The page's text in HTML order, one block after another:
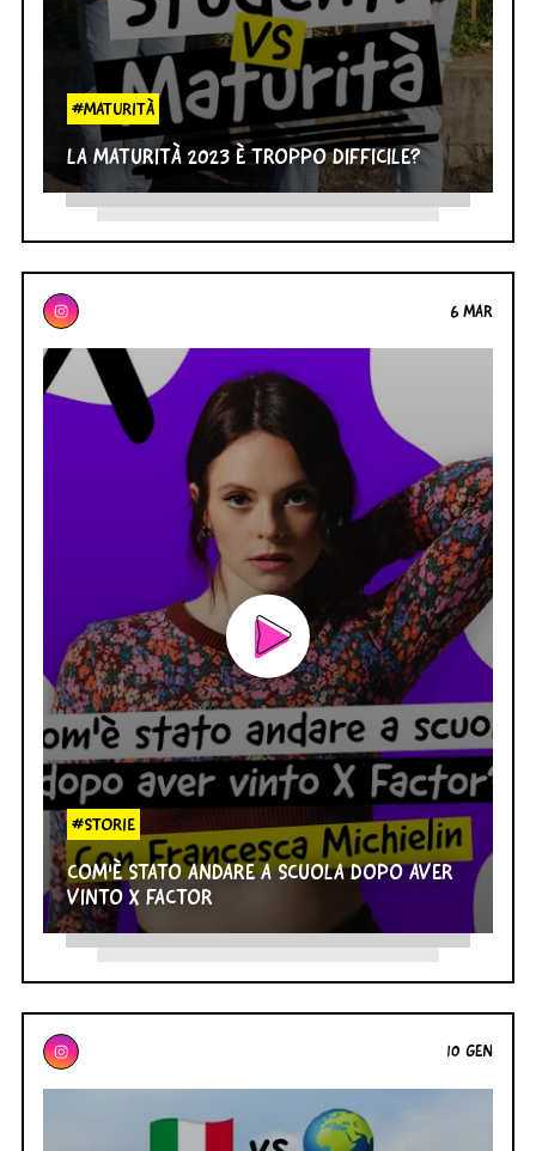
#MATURITÀ
LA MATURITÀ 2023 È TROPPO DIFFICILE?
6 MAR
#STORIE
COM'È STATO ANDARE A SCUOLA DOPO AVER
VINTO X FACTOR
10 GEN